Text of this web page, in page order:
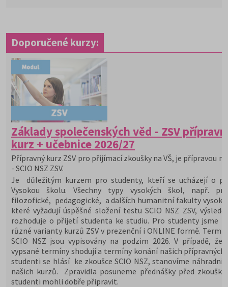
Doporučené kurzy:
Základy společenských věd - ZSV
kurz + učebnice 2026/27
Přípravný kurz ZSV pro přijímací zkoušky na VŠ, je přípravou
- SCIO NSZ ZSV.
Je důležitým kurzem pro studenty, kteří se ucházejí o
Vysokou školu. Všechny typy vysokých škol, např.
filozofické, pedagogické, a dalších humanitní fakulty
které vyžadují úspěšné složení testu SCIO NSZ ZSV,
rozhoduje o přijetí studenta ke studiu. Pro studenty jsme
různé varianty kurzů ZSV v prezenční i ONLINE formě.
SCIO NSZ jsou vypisovány na podzim 2026. V případě,
vypsané termíny shodují a termíny konání našich přípravných
studenti se hlásí ke zkoušce SCIO NSZ, stanovíme náhradní
našich kurzů. Zpravidla posuneme přednášky před
studenti mohli dobře připravit.